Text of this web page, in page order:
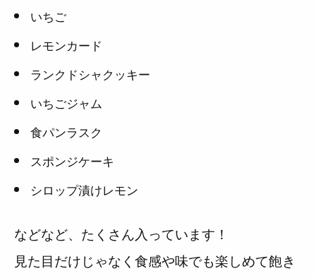
いちご
レモンカード
ランクドシャクッキー
いちごジャム
食パンラスク
スポンジケーキ
シロップ漬けレモン
などなど、たくさん入っています！
見た目だけじゃなく食感や味でも楽しめて飽き